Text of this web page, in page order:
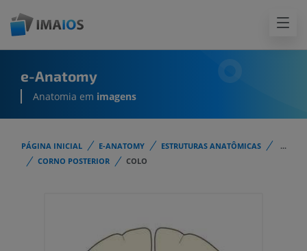
e-Anatomy
Anatomia em imagens
PÁGINA INICIAL E-ANATOMY ESTRUTURAS ANATÔMICAS
...
CORNO POSTERIOR
COLO